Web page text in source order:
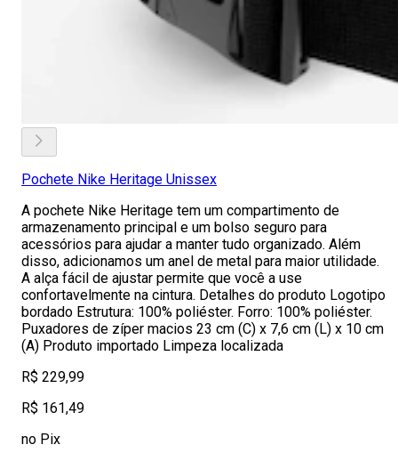
Pochete Nike Heritage Unissex
A pochete Nike Heritage tem um compartimento de
armazenamento principal e um bolso seguro para
acessórios para ajudar a manter tudo organizado. Além
disso, adicionamos um anel de metal para maior utilidade.
A alça fácil de ajustar permite que você a use
confortavelmente na cintura. Detalhes do produto Logotipo
bordado Estrutura: 100% poliéster. Forro: 100% poliéster.
Puxadores de zíper macios 23 cm (C) x 7,6 cm (L) x 10 cm
(A) Produto importado Limpeza localizada
R$ 229,99
R$ 161,49
no Pix